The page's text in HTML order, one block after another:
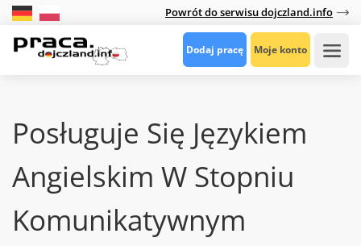
Powrót do serwisu dojczland.info
Dodaj pracę Moje konto
Posługuje Się Językiem
Angielskim W Stopniu
Komunikatywnym